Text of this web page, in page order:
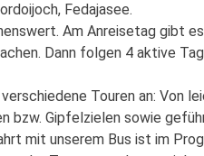
Fedajasee.
Am Anreisetag gibt
Dann folgen 4 aktive
Touren an: Von
bzw. Gipfelzielen sowie
mit unserem Bus ist im